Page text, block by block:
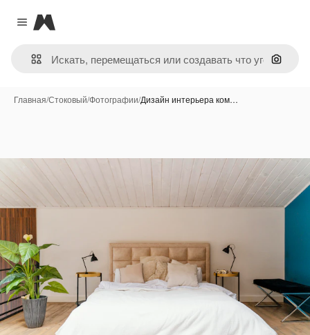
Close menu
Magnific
Поиск
Главная/Стоковый/Фотографии/Дизайн интерьера ком…